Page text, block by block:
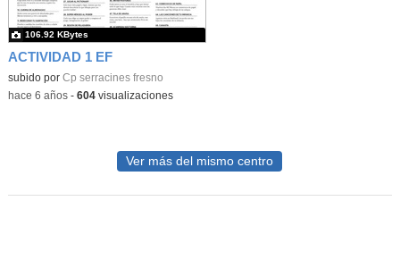
ACTIVIDAD 1 EF
subido por Cp serracines fresno
106.92 KBytes
-hace 6 años- 604visualizaciones
Ver más del mismo centro